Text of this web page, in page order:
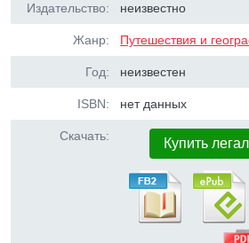
Издательство: неизвестно
Жанр: Путешествия и
Год: неизвестен
ISBN: нет данных
Скачать: Купить